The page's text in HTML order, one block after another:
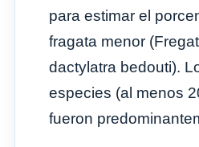
para estimar el
fragata menor
dactylatra bedouti).
especies (al menos
fueron